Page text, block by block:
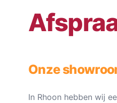
Onze
In Rhoon hebben wij